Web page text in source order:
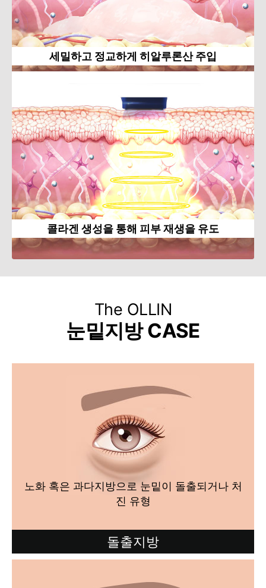
세밀하고 정교하게 히알루론산 주입
콜라겐 생성을 통해 피부 재생을 유도
The OLLIN
눈밑지방 CASE
노화 혹은 과다지방으로 눈밑이 돌출되거나 처
진 유형
돌출지방